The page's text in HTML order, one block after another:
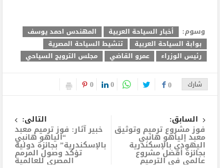
وسوم: أخبار السياحة العربية
المهندس احمد يوسف
بوابة السياحة العربية
تنشيط السياحة المصرية
رئيس الوزراء
عمرو القاضي مجلس الترويج السياحي
شارك 0
0
0
السابق:
فوز مشروع ترميم وتوثيق
معبد إلياهو هانبي
اليهودي بالإسكندرية
بجائزة أفضل مشروع
عالمي في الترميم
التالى:
خبير آثار: فوز ترميم معبد
“الياهو هانبي
بالإسكندرية” بجائزة دولية
تؤكد وصول المرمم
المصري للعالمية